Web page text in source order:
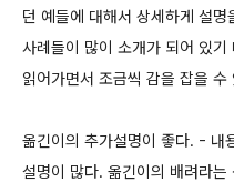
던 예들에 대해서 상세하게 설명
사례들이 많이 소개가 되어 있
읽어가면서 조금씩 감을 잡을 수
옮긴이의 추가설명이 좋다. - 내
설명이 많다. 옮긴이의 배려라는